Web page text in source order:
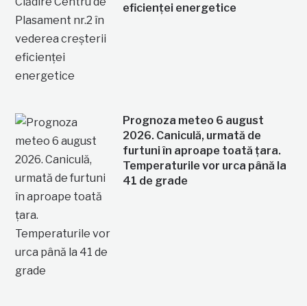
eficienței energetice
Prognoza meteo 6 august
2026. Caniculă, urmată de
furtuni în aproape toată țara.
Temperaturile vor urca până la
41 de grade